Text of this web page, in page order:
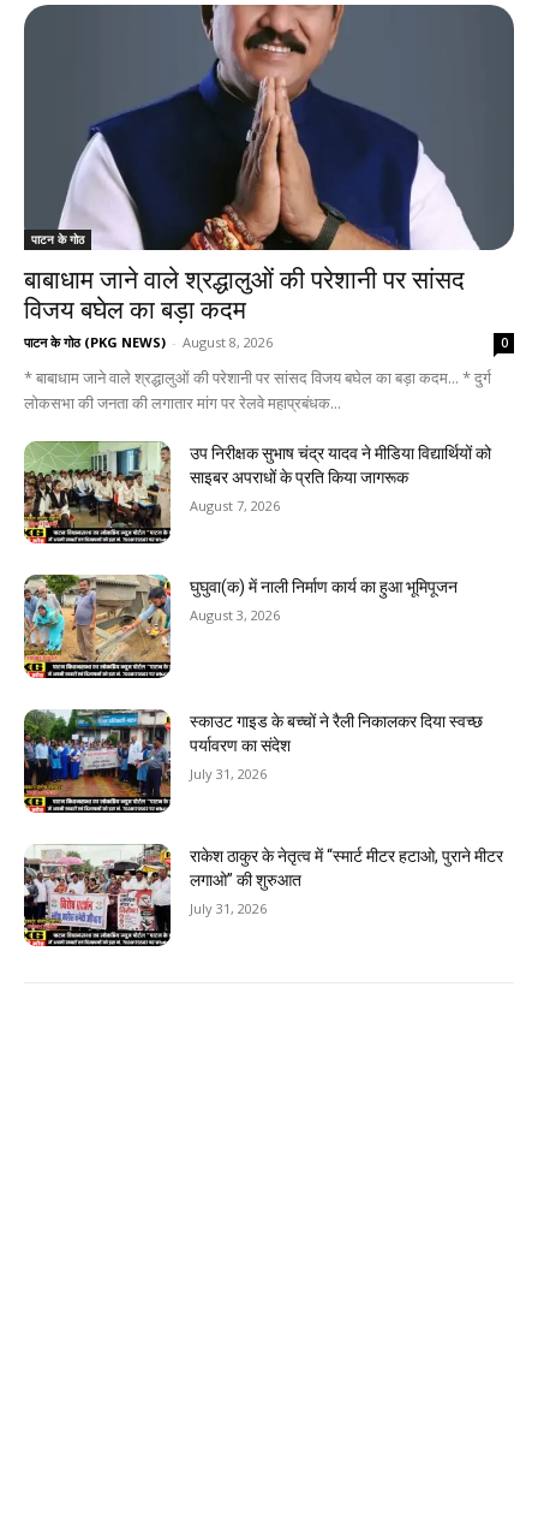
पाटन के गोठ
बाबाधाम जाने वाले श्रद्धालुओं की परेशानी पर सांसद
विजय बघेल का बड़ा कदम
पाटन के गोठ (PKG NEWS) - August 8, 2026 0
* बाबाधाम जाने वाले श्रद्धालुओं की परेशानी पर सांसद विजय बघेल का बड़ा कदम... * दुर्ग
लोकसभा की जनता की लगातार मांग पर रेलवे महाप्रबंधक...
उप निरीक्षक सुभाष चंद्र यादव ने मीडिया विद्यार्थियों को
साइबर अपराधों के प्रति किया जागरूक
August 7, 2026
घुघुवा(क) में नाली निर्माण कार्य का हुआ भूमिपूजन
August 3, 2026
स्काउट गाइड के बच्चों ने रैली निकालकर दिया स्वच्छ
पर्यावरण का संदेश
July 31, 2026
राकेश ठाकुर के नेतृत्व में “स्मार्ट मीटर हटाओ, पुराने मीटर
लगाओ” की शुरुआत
July 31, 2026